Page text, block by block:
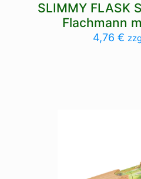
SLIMMY FLASK
Flachmann
4,76€